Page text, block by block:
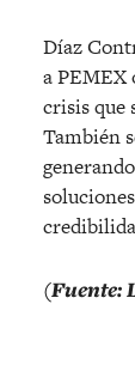
Díaz
a PEMEX
crisis que
También
(Fuente: